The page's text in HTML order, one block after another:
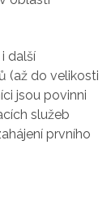
další
(až do velikosti
jsou povinni
služeb
prvního